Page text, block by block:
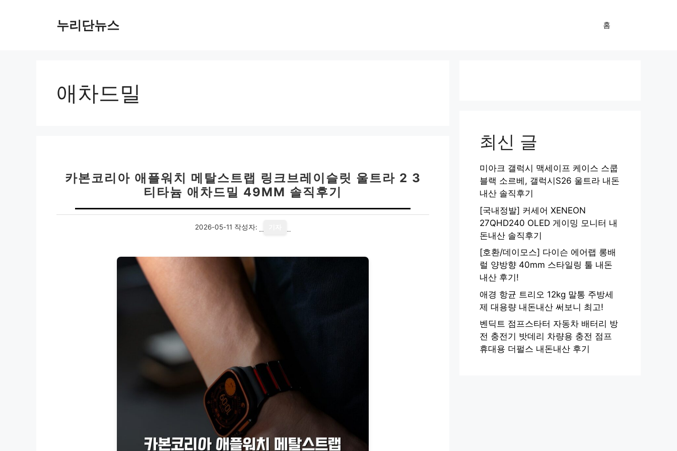
누리단뉴스 홈
애차드밀
카본코리아 애플워치 메탈스트랩 링크브레이슬릿 울트라 2 3
티타늄 애차드밀 49MM 솔직후기
2026-05-11 작성자:
최신 글
미아크 갤럭시 맥세이프 케이스 스쿱
블랙 소르베, 갤럭시S26 울트라 내돈
내산 솔직후기
[국내정발] 커세어 XENEON
27QHD240 OLED 게이밍 모니터 내
돈내산 솔직후기
[호환/데이모스] 다이슨 에어랩 롱배
럴 양방향 40mm 스타일링 툴 내돈
내산 후기!
애경 항균 트리오 12kg 말통 주방세
제 대용량 내돈내산 써보니 최고!
벤딕트 점프스타터 자동차 배터리 방
전 충전기 밧데리 차량용 충전 점프
휴대용 더펄스 내돈내산 후기